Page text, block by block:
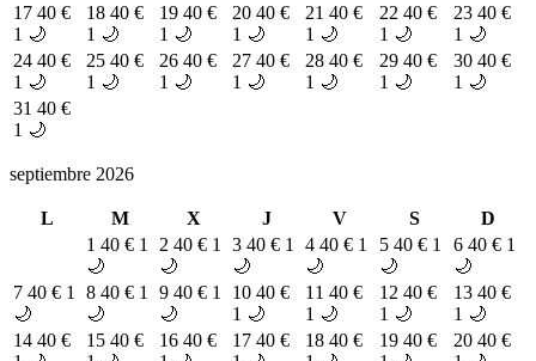
17 40 €
1 🌙
18 40 €
1 🌙
19 40 €
1 🌙
20 40 €
1 🌙
21 40 €
1 🌙
22 40 €
1 🌙
23 40 €
1 🌙
24 40 €
1 🌙
25 40 €
1 🌙
26 40 €
1 🌙
27 40 €
1 🌙
28 40 €
1 🌙
29 40 €
1 🌙
30 40 €
1 🌙
31 40 €
1 🌙
septiembre 2026
L M X J V S
D
1 40 € 1
🌙
2 40 € 1
🌙
3 40 € 1
🌙
4 40 € 1
🌙
5 40 € 1
🌙
6 40 € 1
🌙
7 40 € 1
🌙
8 40 € 1
🌙
9 40 € 1
🌙
10 40 €
1 🌙
11 40 €
1 🌙
12 40 €
1 🌙
13 40 €
1 🌙
14 40 €
15 40 €
16 40 €
17 40 €
18 40 €
19 40 €
20 40 €